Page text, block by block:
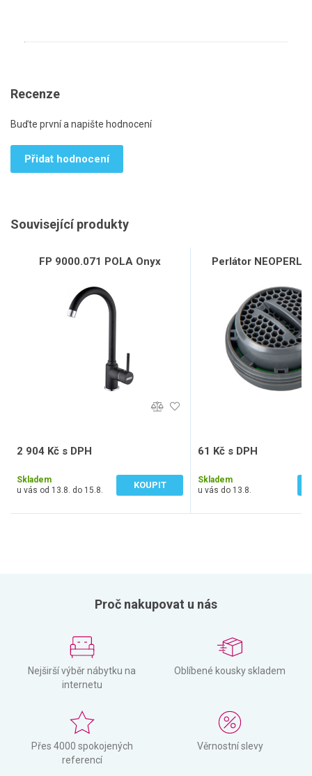
Recenze
Buďte první a napište hodnocení
Přidat hodnocení
Související produkty
FP 9000.071 POLA Onyx
2 904 Kč s DPH
Skladem
u vás od 13.8. do 15.8.
KOUPIT
Perlátor NEOPERL,
61 Kč s DPH
Skladem
u vás do 13.8.
Proč nakupovat u nás
Nejširší výběr nábytku na
internetu
Oblíbené kousky skladem
Přes 4000 spokojených
referencí
Věrnostní slevy